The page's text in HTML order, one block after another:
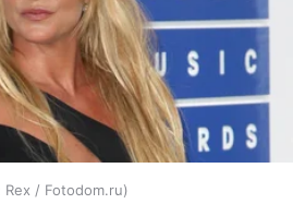
Rex / Fotodom.ru